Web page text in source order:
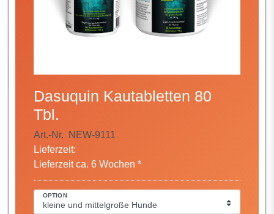
Dasuquin Kautabletten 80
Tbl.
Art.-Nr.
NEW-9111
Lieferzeit:
Lieferzeit ca. 6 Wochen *
OPTION